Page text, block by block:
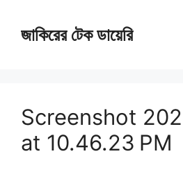
জাকিরের টেক ডায়েরি
Screenshot
at 10.46.23 PM